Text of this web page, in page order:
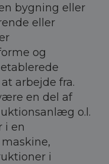
bygning eller
eller
og
arbejde fra.
en del af
o.l.
i en
i